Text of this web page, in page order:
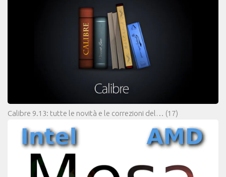
Calibre 9.13: tutte le novità e le correzioni del… (17)